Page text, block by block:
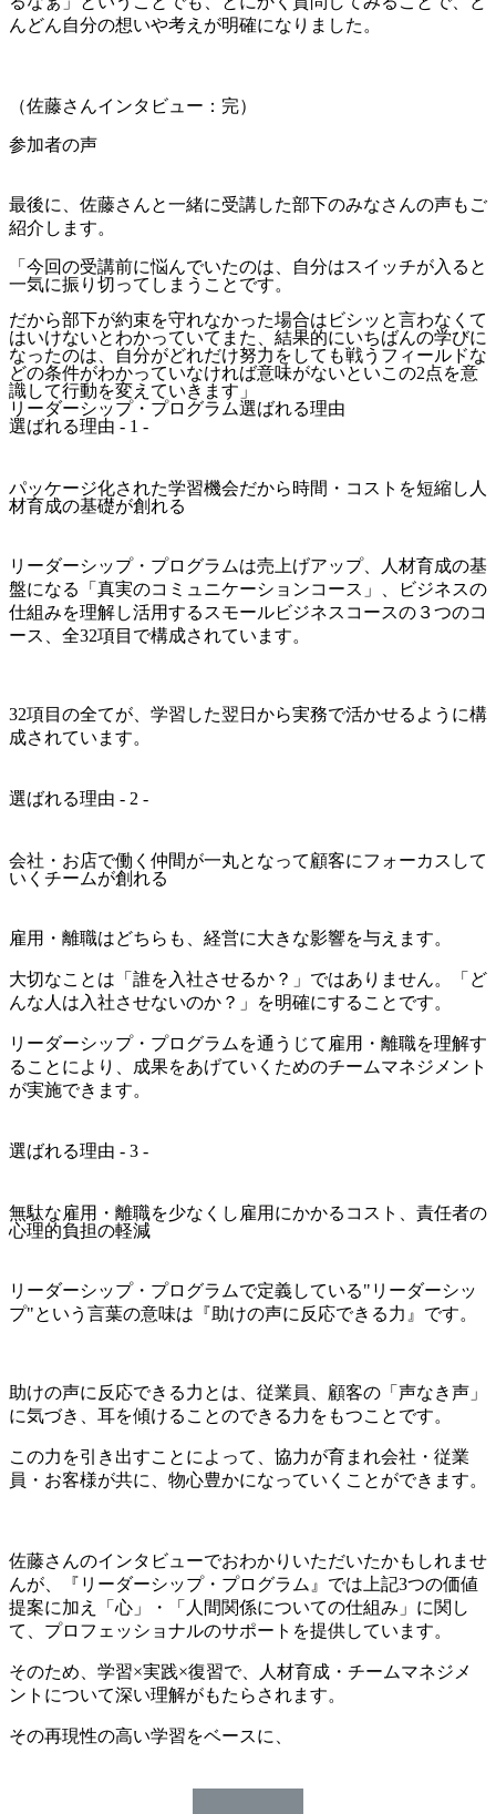
んどん自分の想いや考えが明確になりました。
（佐藤さんインタビュー：完）
参加者の声
最後に、佐藤さんと一緒に受講した部下のみなさんの声もご
紹介します。
「今回の受講前に悩んでいたのは、自分はスイッチが入ると
一気に振り切ってしまうことです。
だから部下が約束を守れなかった場合はビシッと言わなくて
はいけないとわかっていてまた、結果的にいちばんの学びに
なったのは、自分がどれだけ努力をしても戦うフィールドな
どの条件がわかっていなければ意味がないといこの2点を意
識して行動を変えていきます」
リーダーシップ・プログラム選ばれる理由
選ばれる理由 - 1 -
パッケージ化された学習機会だから時間・コストを短縮し人
材育成の基礎が創れる​
リーダーシップ・プログラムは売上げアップ、人材育成の基
盤になる「真実のコミュニケーションコース」、ビジネスの
仕組みを理解し活用するスモールビジネスコースの３つのコ
ース、全32項目で構成されています。
32項目の全てが、学習した翌日から実務で活かせるように構
成されています。
選ばれる理由 - 2 -
会社・お店で働く仲間が一丸となって顧客にフォーカスして
いくチームが創れる
雇用・離職はどちらも、経営に大きな影響を与えます。
大切なことは「誰を入社させるか？」ではありません。「ど
んな人は入社させないのか？」を明確にすることです。
リーダーシップ・プログラムを通うじて雇用・離職を理解す
ることにより、成果をあげていくためのチームマネジメント
が実施できます。
選ばれる理由 - 3 -
無駄な雇用・離職を少なくし雇用にかかるコスト、責任者の
心理的負担の軽減
リーダーシップ・プログラムで定義している"リーダーシッ
プ"という言葉の意味は『助けの声に反応できる力』です。
助けの声に反応できる力とは、従業員、顧客の「声なき声」
に気づき、耳を傾けることのできる力をもつことです。
この力を引き出すことによって、協力が育まれ会社・従業
員・お客様が共に、物心豊かになっていくことができます。
佐藤さんのインタビューでおわかりいただいたかもしれませ
んが、『リーダーシップ・プログラム』では上記3つの価値
提案に加え「心」・「人間関係についての仕組み」に関し
て、プロフェッショナルのサポートを提供しています。
そのため、学習×実践×復習で、人材育成・チームマネジメ
ントについて深い理解がもたらされます。
その再現性の高い学習をベースに、